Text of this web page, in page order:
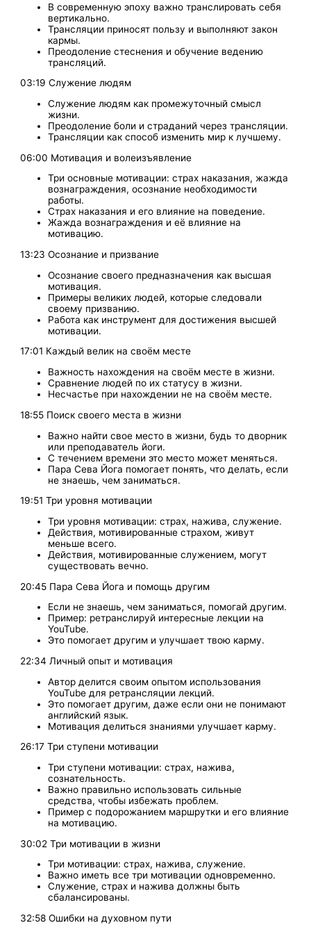
В современную эпоху важно транслировать себя
вертикально.
Трансляции приносят пользу и выполняют закон
кармы.
Преодоление стеснения и обучение ведению
трансляций.
03:19 Служение людям
Служение людям как промежуточный смысл
жизни.
Преодоление боли и страданий через трансляции.
Трансляции как способ изменить мир к лучшему.
06:00 Мотивация и волеизъявление
Три основные мотивации: страх наказания, жажда
вознаграждения, осознание необходимости
работы.
Страх наказания и его влияние на поведение.
Жажда вознаграждения и её влияние на
мотивацию.
13:23 Осознание и призвание
Осознание своего предназначения как высшая
мотивация.
Примеры великих людей, которые следовали
своему призванию.
Работа как инструмент для достижения высшей
мотивации.
17:01 Каждый велик на своём месте
Важность нахождения на своём месте в жизни.
Сравнение людей по их статусу в жизни.
Несчастье при нахождении не на своём месте.
18:55 Поиск своего места в жизни
Важно найти свое место в жизни, будь то дворник
или преподаватель йоги.
С течением времени это место может меняться.
Пара Сева Йога помогает понять, что делать, если
не знаешь, чем заниматься.
19:51 Три уровня мотивации
Три уровня мотивации: страх, нажива, служение.
Действия, мотивированные страхом, живут
меньше всего.
Действия, мотивированные служением, могут
существовать вечно.
20:45 Пара Сева Йога и помощь другим
Если не знаешь, чем заниматься, помогай другим.
Пример: ретранслируй интересные лекции на
YouTube.
Это помогает другим и улучшает твою карму.
22:34 Личный опыт и мотивация
Автор делится своим опытом использования
YouTube для ретрансляции лекций.
Это помогает другим, даже если они не понимают
английский язык.
Мотивация делиться знаниями улучшает карму.
26:17 Три ступени мотивации
Три ступени мотивации: страх, нажива,
сознательность.
Важно правильно использовать сильные
средства, чтобы избежать проблем.
Пример с подорожанием маршрутки и его влияние
на мотивацию.
30:02 Три мотивации в жизни
Три мотивации: страх, нажива, служение.
Важно иметь все три мотивации одновременно.
Служение, страх и нажива должны быть
сбалансированы.
32:58 Ошибки на духовном пути